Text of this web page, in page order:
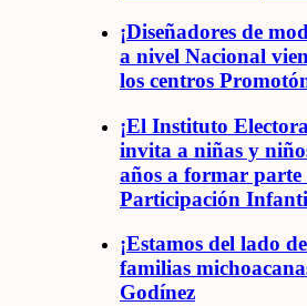
¡Diseñadores de
a nivel Nacional
los centros
¡El Instituto
invita a niñas y
años a formar parte
Participación
¡Estamos del lado
familias
Godínez